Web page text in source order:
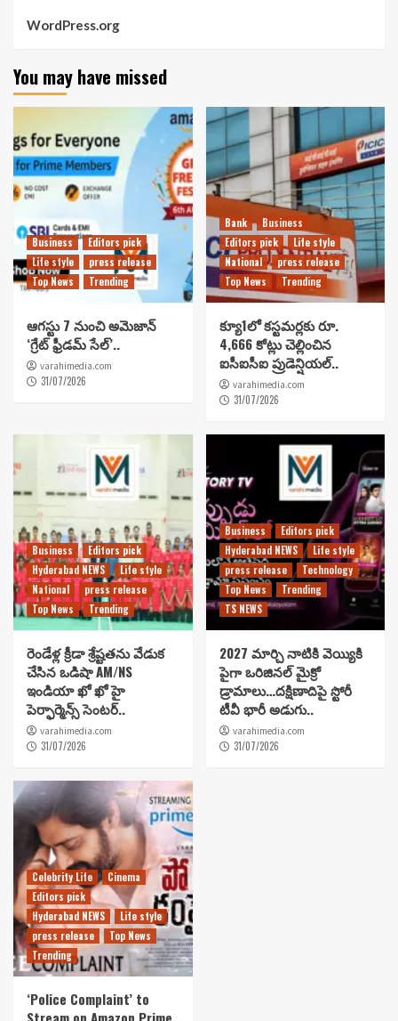
WordPress.org
You may have missed
Business
Editors pick
Life style
press release
Top News
Trending
ఆగస్టు 7 నుంచి అమెజాన్
‘గ్రేట్ ఫ్రీడమ్ సేల్’..
varahimedia.com
31/07/2026
Bank
Business
Editors pick
Life style
National
press release
Top News
Trending
క్యూ1లో కస్టమర్లకు రూ.
4,666 కోట్లు చెల్లించిన
ఐసీఐసీఐ ప్రుడెన్షియల్..
varahimedia.com
31/07/2026
Business
Editors pick
Hyderabad NEWS
Life style
National
press release
Top News
Trending
రెండేళ్ల క్రీడా శ్రేష్టతను వేడుక
చేసిన ఒడిషా AM/NS
ఇండియా ఖో ఖో హై
పెర్ఫార్మెన్స్ సెంటర్..
varahimedia.com
31/07/2026
Business
Editors pick
Hyderabad NEWS
Life style
press release
Technology
Top News
Trending
TS NEWS
2027 మార్చి నాటికి వెయ్యికి
పైగా ఒరిజినల్ మైక్రో
డ్రామాలు…దక్షిణాదిపై స్టోరీ
టీవీ భారీ అడుగు..
varahimedia.com
31/07/2026
Celebrity Life
Cinema
Editors pick
Hyderabad NEWS
Life style
press release
Top News
Trending
‘Police Complaint’ to